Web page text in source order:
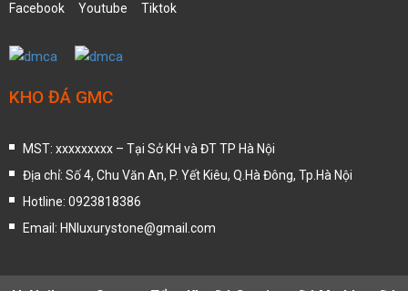
Facebook Youtube Tiktok
KHO ĐÁ GMC
MST: xxxxxxxxx – Tại Sở KH và ĐT TP Hà Nội
Địa chỉ: Số 4, Chu Văn An, P. Yết Kiêu, Q.Hà Đông, Tp.Hà Nội
Hotline: 0923818386
Email: HNluxurystone@gmail.com